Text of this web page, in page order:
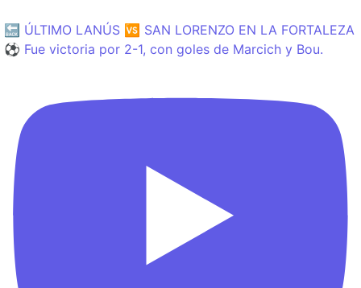
🔙 ÚLTIMO LANÚS 🆚 SAN LORENZO EN LA FORTALEZA
⚽️ Fue victoria por 2-1, con goles de Marcich y Bou.